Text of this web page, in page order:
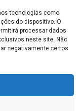
tecnologias como
do dispositivo. O
processar dados
neste site. Não
negativamente certos
- Avenida